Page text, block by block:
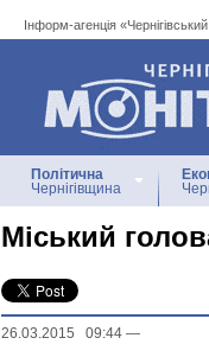
Інформ-агенція
Інформ-агенція
«Чернігівський
Політична
Чернігівщина
Міський
26.03.2015 09:44 —